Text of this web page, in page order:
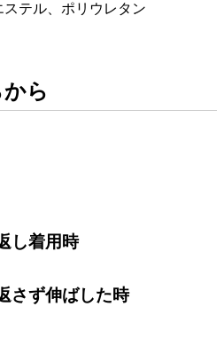
テル、ポリウレタン
ら
し着用時
さず伸ばした時